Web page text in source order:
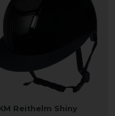
Reithelm Shiny